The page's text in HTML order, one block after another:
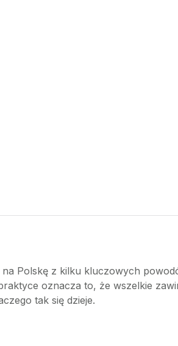
Polskę z kilku kluczowych
oznacza to, że wszelkie
tak się dzieje.